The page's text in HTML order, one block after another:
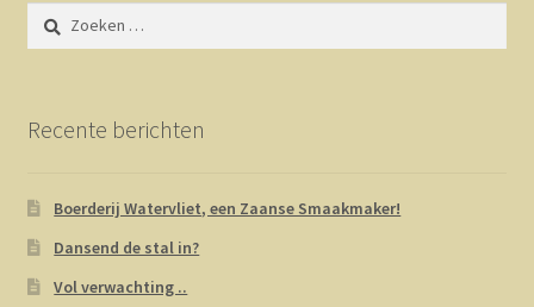
Zoeken
naar:
Recente berichten
Boerderij Watervliet, een Zaanse Smaakmaker!
Dansend de stal in?
Vol verwachting ..